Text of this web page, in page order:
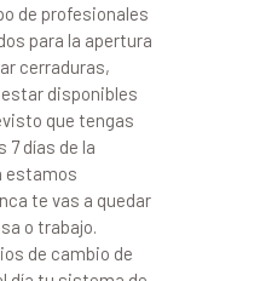
de profesionales
para la apertura
cerraduras,
disponibles
que tengas
7 días de la
estamos
te vas a quedar
o trabajo.
de cambio de